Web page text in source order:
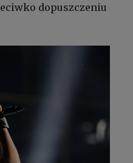
dopuszczeniu